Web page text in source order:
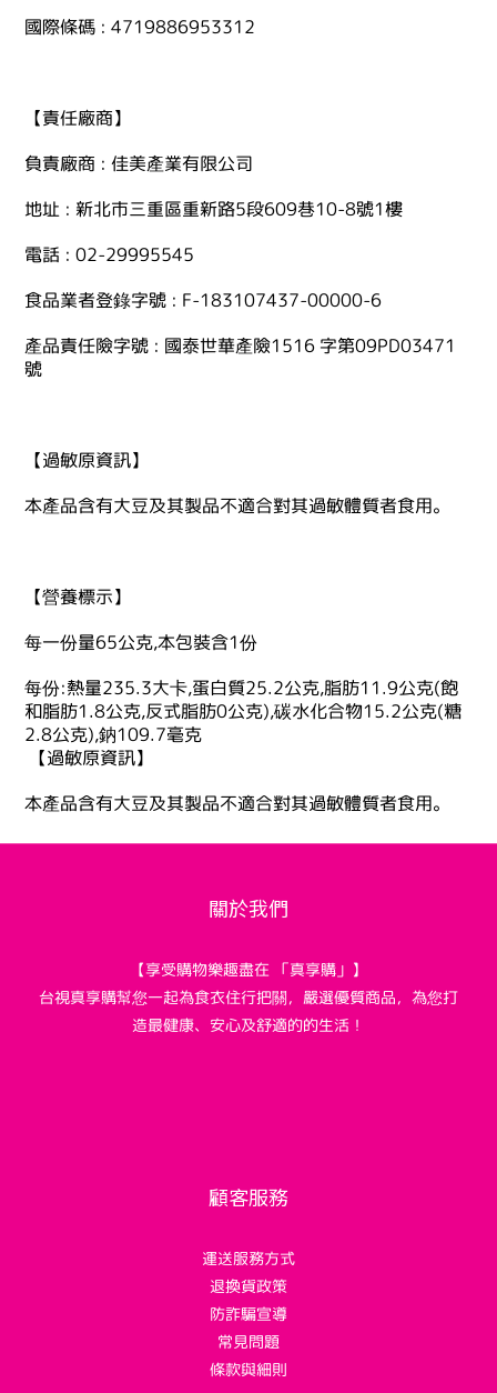
國際條碼 : 4719886953312
【責任廠商】
負責廠商 : 佳美產業有限公司
地址 : 新北市三重區重新路5段609巷10-8號1樓
電話 : 02-29995545
食品業者登錄字號 : F-183107437-00000-6
產品責任險字號 : 國泰世華產險1516 字第09PD03471
號
【過敏原資訊】
本產品含有大豆及其製品不適合對其過敏體質者食用。
【營養標示】
每一份量65公克,本包裝含1份
每份:熱量235.3大卡,蛋白質25.2公克,脂肪11.9公克(飽
和脂肪1.8公克,反式脂肪0公克),碳水化合物15.2公克(糖
2.8公克),鈉109.7毫克
【過敏原資訊】
本產品含有大豆及其製品不適合對其過敏體質者食用。
關於我們
【享受購物樂趣盡在 「真享購」】
台視真享購幫您一起為食衣住行把關，嚴選優質商品，為您打
造最健康、安心及舒適的的生活！
顧客服務
運送服務方式
退換貨政策
防詐騙宣導
常見問題
條款與細則